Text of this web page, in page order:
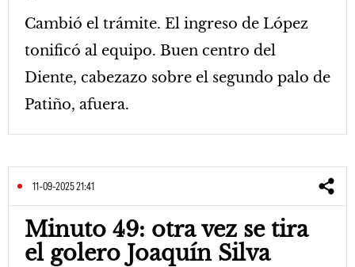
Cambió el trámite. El ingreso de López
tonificó al equipo. Buen centro del
Diente, cabezazo sobre el segundo palo de
Patiño, afuera.
11-09-2025 21:41
Minuto 49: otra vez se tira
el golero Joaquín Silva